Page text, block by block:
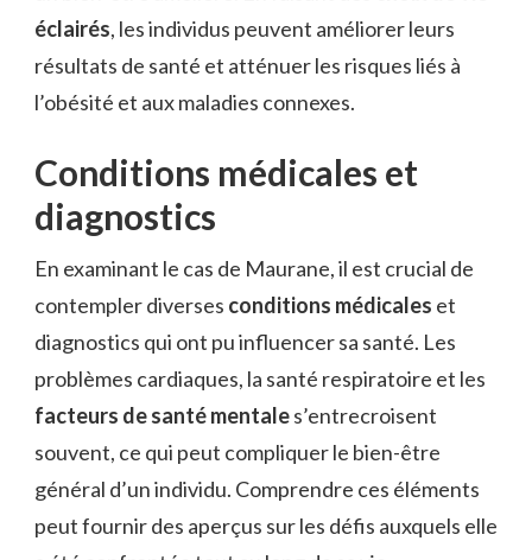
éclairés, les individus peuvent améliorer leurs
résultats de santé et atténuer les risques liés à
l’obésité et aux maladies connexes.
Conditions médicales et
diagnostics
En examinant le cas de Maurane, il est crucial de
contempler diverses conditions médicales et
diagnostics qui ont pu influencer sa santé. Les
problèmes cardiaques, la santé respiratoire et les
facteurs de santé mentales’entrecroisent
souvent, ce qui peut compliquer le bien-être
général d’un individu. Comprendre ces éléments
peut fournir des aperçus sur les défis auxquels elle